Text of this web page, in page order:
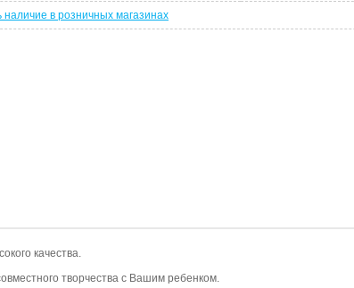
наличие в розничных магазинах
качества.
творчества с Вашим ребенком.